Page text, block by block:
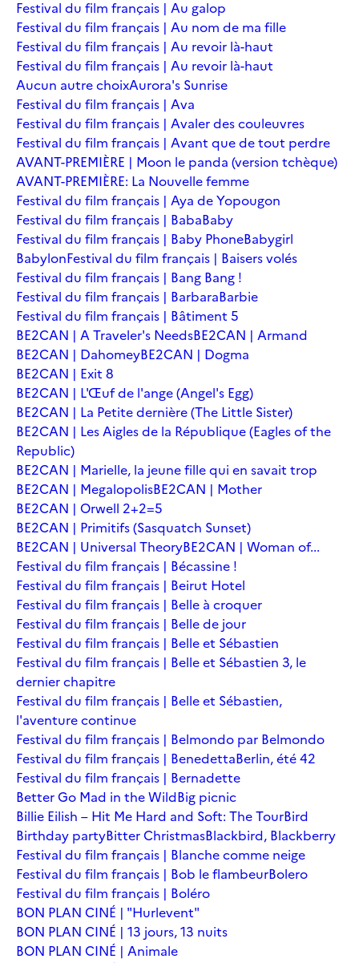
Festival du film français | Au galop
Festival du film français | Au nom de ma fille
Festival du film français | Au revoir là-haut
Festival du film français | Au revoir là-haut
Aucun autre choixAurora's Sunrise
Festival du film français | Ava
Festival du film français | Avaler des couleuvres
Festival du film français | Avant que de tout perdre
AVANT-PREMIÈRE | Moon le panda (version tchèque)
AVANT-PREMIÈRE: La Nouvelle femme
Festival du film français | Aya de Yopougon
Festival du film français | BabaBaby
Festival du film français | Baby PhoneBabygirl
BabylonFestival du film français | Baisers volés
Festival du film français | Bang Bang !
Festival du film français | BarbaraBarbie
Festival du film français | Bâtiment 5
BE2CAN | A Traveler's NeedsBE2CAN | Armand
BE2CAN | DahomeyBE2CAN | Dogma
BE2CAN | Exit 8
BE2CAN | L'Œuf de l'ange (Angel's Egg)
BE2CAN | La Petite dernière (The Little Sister)
BE2CAN | Les Aigles de la République (Eagles of the
Republic)
BE2CAN | Marielle, la jeune fille qui en savait trop
BE2CAN | MegalopolisBE2CAN | Mother
BE2CAN | Orwell 2+2=5
BE2CAN | Primitifs (Sasquatch Sunset)
BE2CAN | Universal TheoryBE2CAN | Woman of...
Festival du film français | Bécassine !
Festival du film français | Beirut Hotel
Festival du film français | Belle à croquer
Festival du film français | Belle de jour
Festival du film français | Belle et Sébastien
Festival du film français | Belle et Sébastien 3, le
dernier chapitre
Festival du film français | Belle et Sébastien,
l'aventure continue
Festival du film français | Belmondo par Belmondo
Festival du film français | BenedettaBerlin, été 42
Festival du film français | Bernadette
Better Go Mad in the WildBig picnic
Billie Eilish – Hit Me Hard and Soft: The TourBird
Birthday partyBitter ChristmasBlackbird, Blackberry
Festival du film français | Blanche comme neige
Festival du film français | Bob le flambeurBolero
Festival du film français | Boléro
BON PLAN CINÉ | "Hurlevent"
BON PLAN CINÉ | 13 jours, 13 nuits
BON PLAN CINÉ | Animale